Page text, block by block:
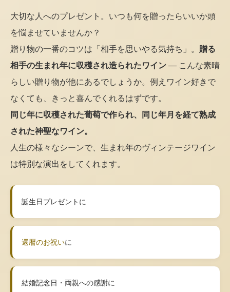
大切な人へのプレゼント。いつも何を贈ったらいいか頭
を悩ませていませんか？
贈り物の一番のコツは「相手を思いやる気持ち」。 贈る
相手の生まれ年に収穫され造られたワイン — こんな素晴
らしい贈り物が他にあるでしょうか。例えワイン好きで
なくても、きっと喜んでくれるはずです。
同じ年に収穫された葡萄で作られ、同じ年月を経て熟成
された神聖なワイン。
人生の様々なシーンで、生まれ年のヴィンテージワイン
は特別な演出をしてくれます。
誕生日プレゼントに
還暦のお祝いに
結婚記念日・両親への感謝に